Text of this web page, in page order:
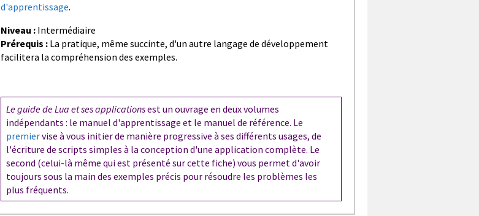
d'apprentissage.
Niveau : Intermédiaire
Prérequis : La pratique, même succinte, d'un autre langage de développement
facilitera la compréhension des exemples.
Le guide de Lua et ses applicationsest un ouvrage en deux volumes
indépendants : le manuel d'apprentissage et le manuel de référence. Le
premiervise à vous initier de manière progressive à ses différents usages, de
l'écriture de scripts simples à la conception d'une application complète. Le
second (celui-là même qui est présenté sur cette fiche) vous permet d'avoir
toujours sous la main des exemples précis pour résoudre les problèmes les
plus fréquents.